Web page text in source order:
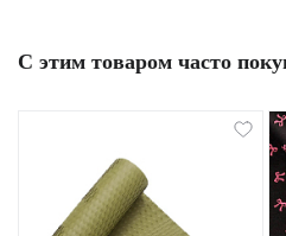
С этим товаром часто